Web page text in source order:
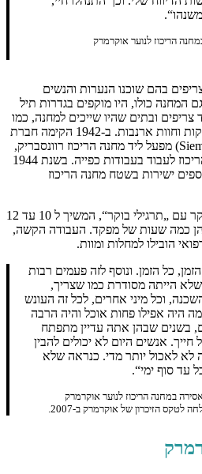
הידוע, המחנה כלל 15-17 צריפים בהם שוכנו הנערות והנשים
המחנה כולו, היו מוקפים בגדרות תיל
צריפים ובתים שהיו שייכים למחנה, כמו
מגורי שומרות, חממות לגידול ירקות וחוות ארנבות. ב-1942 הקימה חברת
סימנס והלסקה (Siemens & Halske) מפעל ליד מחנה הריכוז רוונסבריק,
בו נאלצו אסירות משני מחנות הריכוז לעבוד בעבודות כפייה. בשנת 1944
ישירות בשטח מחנה הריכוז
סדר היום במחנה החל ב-5 בבוקר עם „תרגילי בוקר“, המשיך ל 10 עד 12
כמה שעות של מפקד. העבודה הקשה,
הובילו למחלות ומוות.
כל הזמן. ונוסף לזה פעמים רבות
הייתה מסודרת כמו שצריך,
וכל מיני אחרים, לכל זה העונש
היה אפילו פחות אוכל והיה הרבה
בשנים שבהן אתה עדיין מתפתח
אנשים היום לא יכולים להבין
לא לאכול יותר מדי. כנראה שלא
עד סוף ימי“.
הזיכרון של אוקרמרק ב-2007.